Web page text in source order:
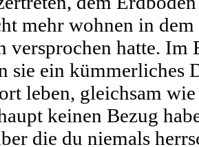
mehr wohnen in dem
versprochen hatte.
sie ein kümmerliches
leben, gleichsam
keinen Bezug
die du niemals